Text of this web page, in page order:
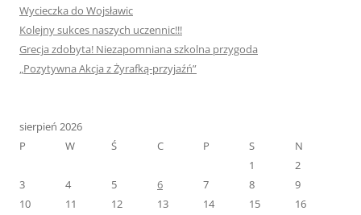
Wycieczka do Wojsławic
Kolejny sukces naszych uczennic!!!
Grecja zdobyta! Niezapomniana szkolna przygoda
„Pozytywna Akcja z Żyrafką-przyjaźń”
sierpień 2026
P
W Ś C P S
N
1
2
3
4 5 6 7 8
9
10
11 12 13 14 15
16